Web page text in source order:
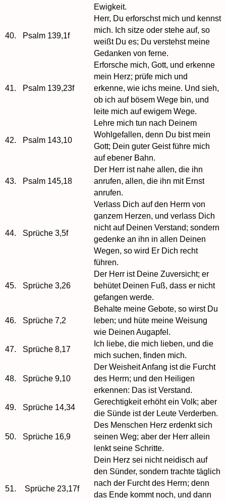
Ewigkeit.
40. Psalm 139,1f
Herr, Du erforschst mich und kennst
mich. Ich sitze oder stehe auf, so
weißt Du es; Du verstehst meine
Gedanken von ferne.
41. Psalm 139,23f
Erforsche mich, Gott, und erkenne
mein Herz; prüfe mich und
erkenne, wie ichs meine. Und sieh,
ob ich auf bösem Wege bin, und
leite mich auf ewigem Wege.
42. Psalm 143,10
Lehre mich tun nach Deinem
Wohlgefallen, denn Du bist mein
Gott; Dein guter Geist führe mich
auf ebener Bahn.
43. Psalm 145,18
Der Herr ist nahe allen, die ihn
anrufen, allen, die ihn mit Ernst
anrufen.
44. Sprüche 3,5f
Verlass Dich auf den Herrn von
ganzem Herzen, und verlass Dich
nicht auf Deinen Verstand; sondern
gedenke an ihn in allen Deinen
Wegen, so wird Er Dich recht
führen.
45. Sprüche 3,26
Der Herr ist Deine Zuversicht; er
behütet Deinen Fuß, dass er nicht
gefangen werde.
46. Sprüche 7,2
Behalte meine Gebote, so wirst Du
leben; und hüte meine Weisung
wie Deinen Augapfel.
47.
Sprüche 8,17
Ich liebe, die mich lieben, und die
mich suchen, finden mich.
48. Sprüche 9,10
Der Weisheit Anfang ist die Furcht
des Herrn; und den Heiligen
erkennen: Das ist Verstand.
49.
Sprüche 14,34
Gerechtigkeit erhöht ein Volk; aber
die Sünde ist der Leute Verderben.
50. Sprüche 16,9
Des Menschen Herz erdenkt sich
seinen Weg; aber der Herr allein
lenkt seine Schritte.
51. Sprüche 23,17f
Dein Herz sei nicht neidisch auf
den Sünder, sondern trachte täglich
nach der Furcht des Herrn; denn
das Ende kommt noch, und dann